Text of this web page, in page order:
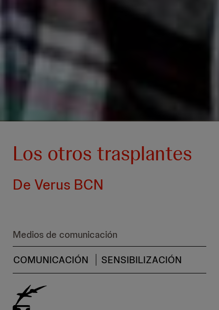
Los otros trasplantes
De Verus BCN
Medios de comunicación
COMUNICACIÓN
SENSIBILIZACIÓN